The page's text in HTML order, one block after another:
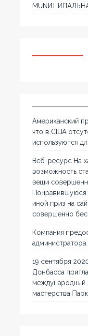
Американский
что в США
используются
Веб-ресурс На
возможность
вещи
Понравившуюся
иной приз на
совершенно
Компания
администратора.
19 сентября
Донбасса
международный
мастерства